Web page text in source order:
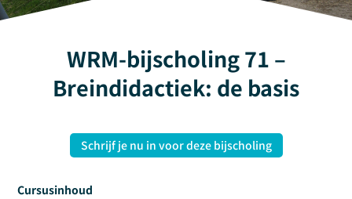
WRM-bijscholing 71 –
Breindidactiek: de basis
Schrijf je nu in voor deze bijscholing
Cursusinhoud